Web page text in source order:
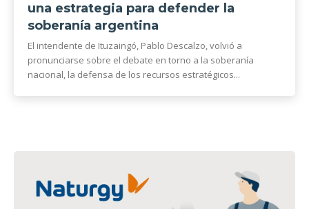
una estrategia para defender la
soberanía argentina
El intendente de Ituzaingó, Pablo Descalzo, volvió a
pronunciarse sobre el debate en torno a la soberanía
nacional, la defensa de los recursos estratégicos...